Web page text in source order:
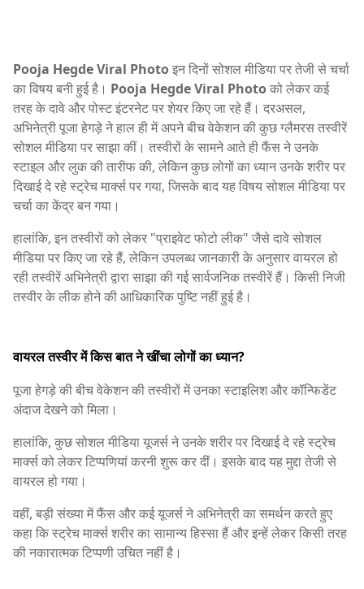
Pooja Hegde Viral Photoइन दिनों सोशल मीडिया पर तेजी से चर्चा
का विषय बनी हुई है। Pooja Hegde Viral Photoको लेकर कई
तरह के दावे और पोस्ट इंटरनेट पर शेयर किए जा रहे हैं। दरअसल,
अभिनेत्री पूजा हेगड़े ने हाल ही में अपने बीच वेकेशन की कुछ ग्लैमरस तस्वीरें
सोशल मीडिया पर साझा कीं। तस्वीरों के सामने आते ही फैंस ने उनके
स्टाइल और लुक की तारीफ की, लेकिन कुछ लोगों का ध्यान उनके शरीर पर
दिखाई दे रहे स्ट्रेच मार्क्स पर गया, जिसके बाद यह विषय सोशल मीडिया पर
चर्चा का केंद्र बन गया।
हालांकि, इन तस्वीरों को लेकर "प्राइवेट फोटो लीक" जैसे दावे सोशल
मीडिया पर किए जा रहे हैं, लेकिन उपलब्ध जानकारी के अनुसार वायरल हो
रही तस्वीरें अभिनेत्री द्वारा साझा की गई सार्वजनिक तस्वीरें हैं। किसी निजी
तस्वीर के लीक होने की आधिकारिक पुष्टि नहीं हुई है।
वायरल तस्वीर में किस बात ने खींचा लोगों का ध्यान?
पूजा हेगड़े की बीच वेकेशन की तस्वीरों में उनका स्टाइलिश और कॉन्फिडेंट
अंदाज देखने को मिला।
हालांकि, कुछ सोशल मीडिया यूजर्स ने उनके शरीर पर दिखाई दे रहे स्ट्रेच
मार्क्स को लेकर टिप्पणियां करनी शुरू कर दीं। इसके बाद यह मुद्दा तेजी से
वायरल हो गया।
वहीं, बड़ी संख्या में फैंस और कई यूजर्स ने अभिनेत्री का समर्थन करते हुए
कहा कि स्ट्रेच मार्क्स शरीर का सामान्य हिस्सा हैं और इन्हें लेकर किसी तरह
की नकारात्मक टिप्पणी उचित नहीं है।